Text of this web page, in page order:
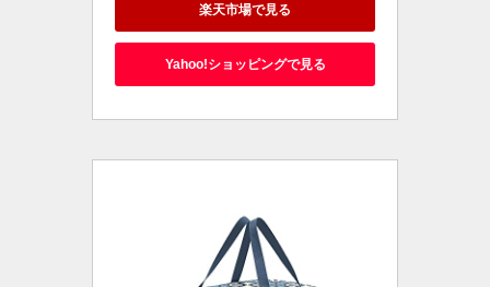
楽天市場で見る
Yahoo!ショッピングで見る